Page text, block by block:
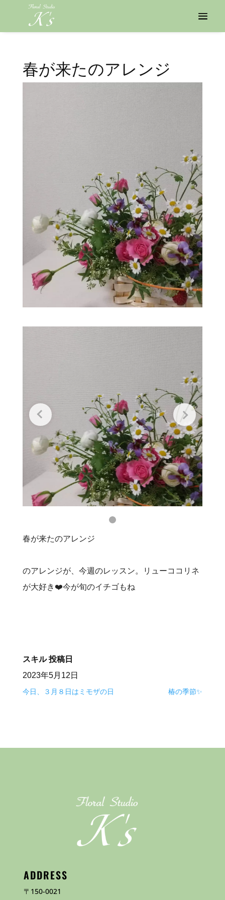
春が来たのアレンジ
春が来たのアレンジ
のアレンジが、今週のレッスン。リューココリネ
が大好き❤️今が旬のイチゴもね
スキル 投稿日
2023年5月12日
今日、３月８日はミモザの日 椿の季節✨
ADDRESS
〒150-0021